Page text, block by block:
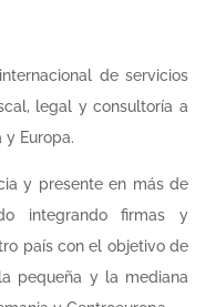
de servicios
legal y consultoría a
Europa.
y presente en más de
integrando firmas y
país con el objetivo de
pequeña y la mediana